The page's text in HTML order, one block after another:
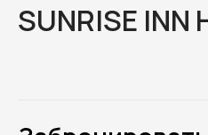
SUNRISE INN